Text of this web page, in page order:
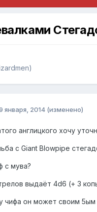
января, 2014 (изменено)
англицкого хочу
с Giant Blowpipe
с мува?
выдаёт 4d6 (+ 3
чифа он может своим